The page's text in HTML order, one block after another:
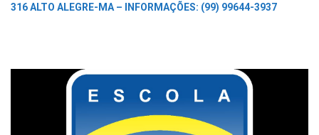
316 ALTO ALEGRE-MA –
INFORMAÇÕES: (99) 99644-3937